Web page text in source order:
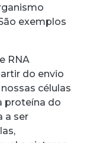
exemplos
RNA
do envio
células
proteína do
a ser